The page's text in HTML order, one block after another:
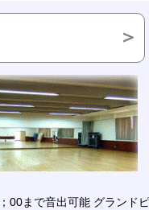
まで音出可能 グランドピ